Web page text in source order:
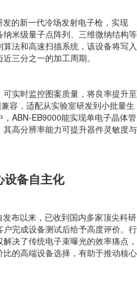
的新一代冷场发射电子枪，实现
米级量子点阵列、三维微纳结构等
法和高速扫描系统，该设备将写入
三分之一的加工周期。
实时监控图案质量，将良率提升至
容，适配从实验室研发到小批量生
ABN-EB9000能实现单电子晶体管
高分辨率能力可提升器件灵敏度与
设备自主化
布以来，已收到国内多家顶尖科研
完成设备测试后给予高度评价。行
决了传统电子束曝光的效率痛点，
的高端设备选择，有助于推动核心